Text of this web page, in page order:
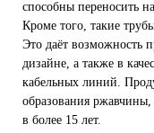
способны переносить
Кроме того, такие
Это даёт возможность
дизайне, а также в
кабельных линий.
образования ржавчины,
в более 15 лет.